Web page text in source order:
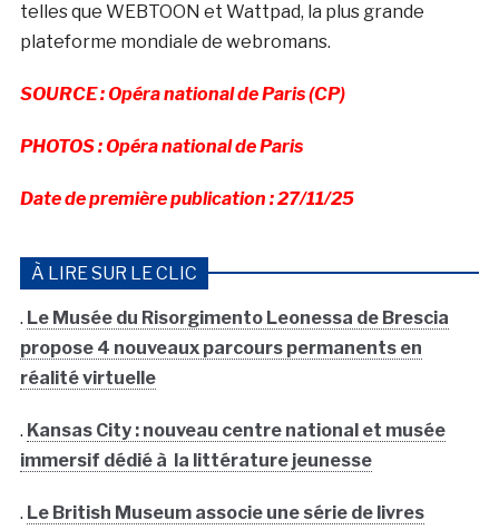
telles que WEBTOON et Wattpad, la plus grande
plateforme mondiale de webromans.
SOURCE : Opéra national de Paris (CP)
PHOTOS : Opéra national de Paris
Date de première publication : 27/11/25
À LIRE SUR LE CLIC
. Le Musée du Risorgimento Leonessa de Brescia
propose 4 nouveaux parcours permanents en
réalité virtuelle
. Kansas City : nouveau centre national et musée
immersif dédié à la littérature jeunesse
. Le British Museum associe une série de livres